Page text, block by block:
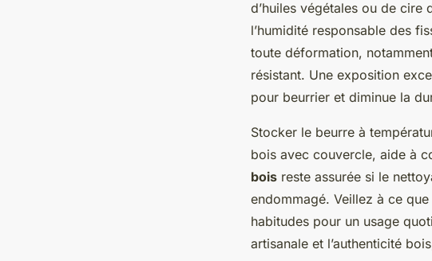
d’huiles végétales ou de cire
l’humidité responsable des
toute déformation,
résistant. Une exposition
pour beurrier et diminue la
Stocker le beurre à
bois avec couvercle, aide à
bois reste assurée si le
endommagé. Veillez à ce
habitudes pour un usage
artisanale et l’authenticité